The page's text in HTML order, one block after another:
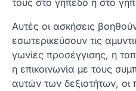
τους στο γήπεδο ή στο
Αυτές οι ασκήσεις
εσωτερικεύσουν τις
γωνίες προσέγγισης, η
η επικοινωνία με τους
αυτών των δεξιοτήτων, οι